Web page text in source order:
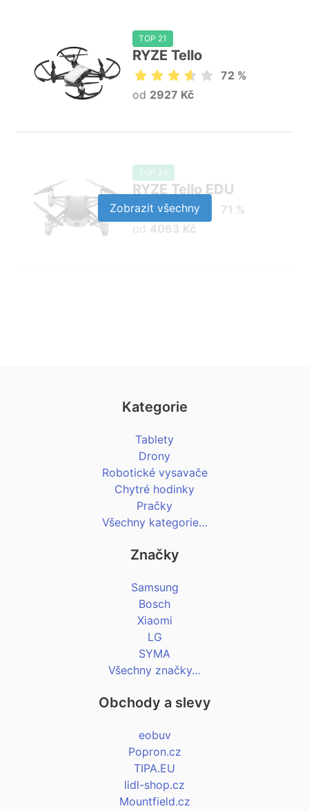
TOP 21
RYZE Tello
72 %
od 2927 Kč
TOP 24
RYZE Tello EDU
71 %
od 4063 Kč
Zobrazit všechny
Kategorie
Tablety
Drony
Robotické vysavače
Chytré hodinky
Pračky
Všechny kategorie…
Značky
Samsung
Bosch
Xiaomi
LG
SYMA
Všechny značky…
Obchody a slevy
eobuv
Popron.cz
TIPA.EU
lidl-shop.cz
Mountfield.cz